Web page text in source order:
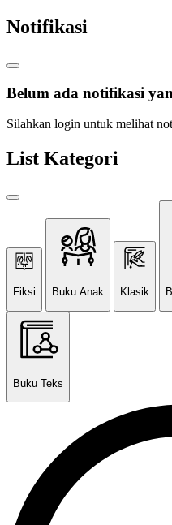
Notifikasi
Belum ada notifikasi
Silahkan login untuk melihat
List Kategori
Fiksi Buku Anak Klasik
Buku Teks